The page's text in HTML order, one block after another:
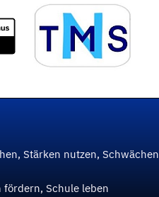
Stärken nutzen, Schwächen
fördern, Schule leben